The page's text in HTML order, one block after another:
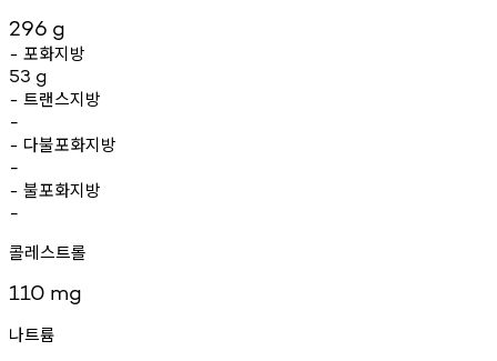
296 g
- 포화지방
53 g
- 트랜스지방
-
- 다불포화지방
-
- 불포화지방
-
콜레스트롤
110 mg
나트륨